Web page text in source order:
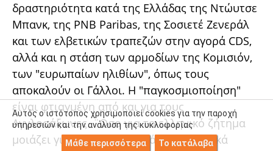
δραστηριότητα κατά της Ελλάδας της Ντώυτσε
Μπανκ, της PNB Paribas, της Σοσιετέ Ζενεράλ
και των ελβετικών τραπεζών στην αγορά CDS,
αλλά και η στάση των αρμοδίων της Κομισιόν,
των "ευρωπαίων ηλιθίων", όπως τους
αποκαλούν οι Γάλλοι. Η "παγκοσμιοποίηση"
είναι φτιαγμένη από και για τους
Αγγλοσάξωνες. ¨Οσο για το ελληνικό ζήτημα
μοιάζει για ορισμένα τουλάχιστο γαλλικά
Αυτός ο ιστότοπος χρησιμοποιεί cookies για την παροχή
υπηρεσιών και την ανάλυση της κυκλοφορίας
Μάθε περισσότερα
Το κατάλαβα